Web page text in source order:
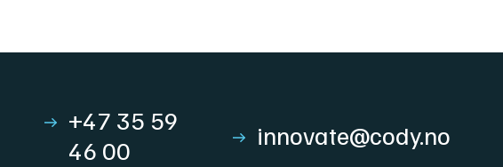
+47 35 59
46 00
innovate@cody.no